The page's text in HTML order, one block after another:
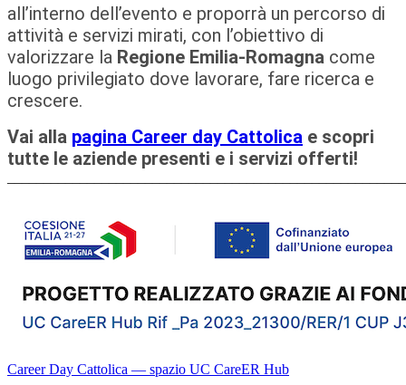
all’interno dell’evento e proporrà un percorso di
attività e servizi mirati, con l’obiettivo di
valorizzare la Regione Emilia-Romagna come
luogo privilegiato dove lavorare, fare ricerca e
crescere.
Vai alla pagina Career day Cattolica e scopri
tutte le aziende presenti e i servizi offerti!
Career Day Cattolica — spazio UC CareER Hub